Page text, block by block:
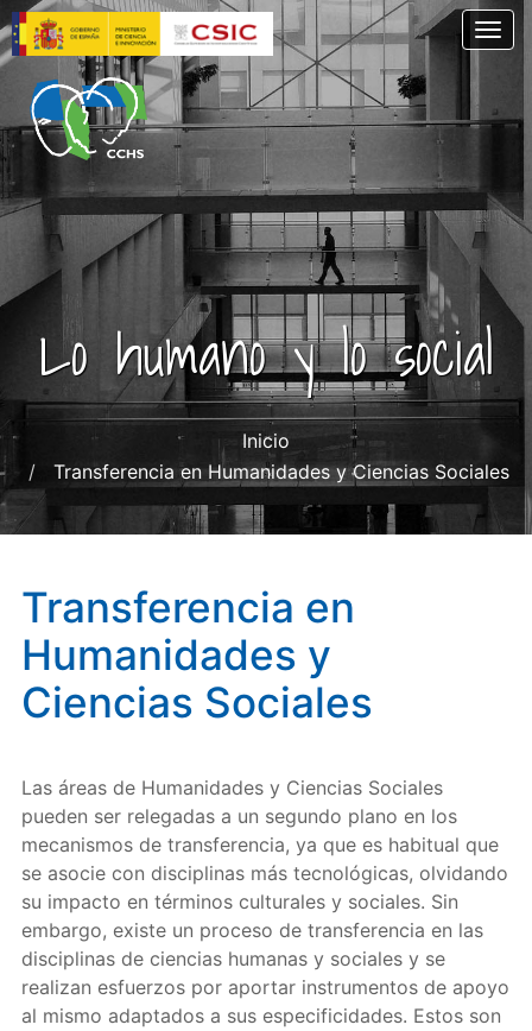
Pasar
al
contenido
principal
Lo humano y lo social
Inicio
Transferencia en Humanidades y Ciencias Sociales
Transferencia en
Humanidades y
Ciencias Sociales
Las áreas de Humanidades y Ciencias Sociales
pueden ser relegadas a un segundo plano en los
mecanismos de transferencia, ya que es habitual que
se asocie con disciplinas más tecnológicas, olvidando
su impacto en términos culturales y sociales. Sin
embargo, existe un proceso de transferencia en las
disciplinas de ciencias humanas y sociales y se
realizan esfuerzos por aportar instrumentos de apoyo
al mismo adaptados a sus especificidades. Estos son